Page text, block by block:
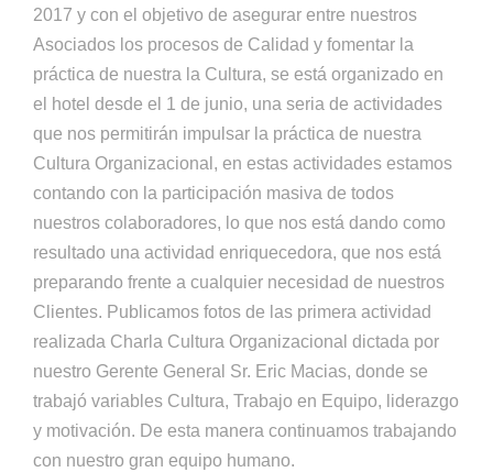
2017 y con el objetivo de asegurar entre nuestros
Asociados los procesos de Calidad y fomentar la
práctica de nuestra la Cultura, se está organizado en
el hotel desde el 1 de junio, una seria de actividades
que nos permitirán impulsar la práctica de nuestra
Cultura Organizacional, en estas actividades estamos
contando con la participación masiva de todos
nuestros colaboradores, lo que nos está dando como
resultado una actividad enriquecedora, que nos está
preparando frente a cualquier necesidad de nuestros
Clientes. Publicamos fotos de las primera actividad
realizada Charla Cultura Organizacional dictada por
nuestro Gerente General Sr. Eric Macias, donde se
trabajó variables Cultura, Trabajo en Equipo, liderazgo
y motivación. De esta manera continuamos trabajando
con nuestro gran equipo humano.